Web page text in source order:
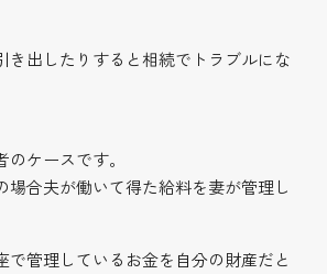
き出したりすると相続でトラブルにな
ケースです。
場合夫が働いて得た給料を妻が管理し
で管理しているお金を自分の財産だと